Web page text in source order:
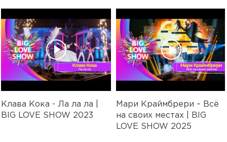
Клава Кока - Ла ла ла |
BIG LOVE SHOW 2023
Мари Краймбрери – Всё
на своих местах | BIG
LOVE SHOW 2025